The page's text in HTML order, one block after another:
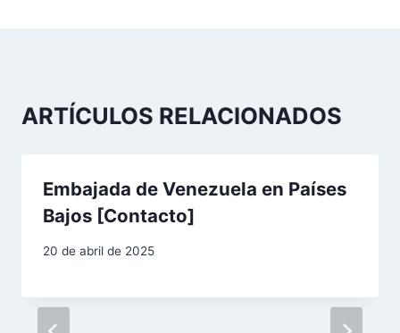
c
e
ARTÍCULOS RELACIONADOS
Embajada de Venezuela en Países
Bajos [Contacto]
20 de abril de 2025